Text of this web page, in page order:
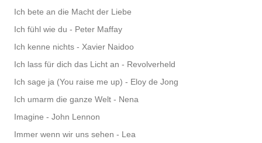
Ich bete an die Macht der Liebe
Ich fühl wie du - Peter Maffay
Ich kenne nichts - Xavier Naidoo
Ich lass für dich das Licht an - Revolverheld
Ich sage ja (You raise me up) - Eloy de Jong
Ich umarm die ganze Welt - Nena
Imagine - John Lennon
Immer wenn wir uns sehen - Lea